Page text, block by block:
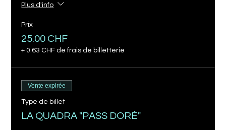
Plus d'info
Prix
25.00 CHF
+ 0.63 CHF de frais de billetterie
Vente expirée
Type de billet
LA QUADRA "PASS DORÉ"